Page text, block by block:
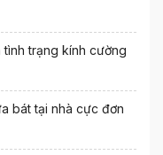
trạng kính cường
bát tại nhà cực đơn